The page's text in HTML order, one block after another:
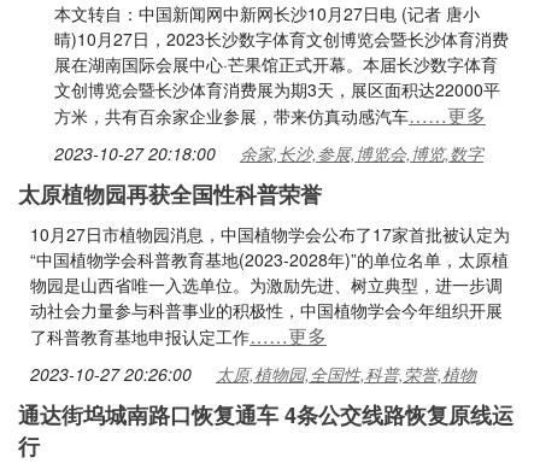
本文转自：中国新闻网中新网长沙10月27日电 (记者 唐小
晴)10月27日，2023长沙数字体育文创博览会暨长沙体育消费
展在湖南国际会展中心·芒果馆正式开幕。本届长沙数字体育
文创博览会暨长沙体育消费展为期3天，展区面积达22000平
方米，共有百余家企业参展，带来仿真动感汽车……更多
2023-10-27 20:18:00 余家,长沙,参展,博览会,博览,数字
太原植物园再获全国性科普荣誉
10月27日市植物园消息，中国植物学会公布了17家首批被认定为
“中国植物学会科普教育基地(2023-2028年)”的单位名单，太原植
物园是山西省唯一入选单位。为激励先进、树立典型，进一步调
动社会力量参与科普事业的积极性，中国植物学会今年组织开展
了科普教育基地申报认定工作……更多
2023-10-27 20:26:00 太原,植物园,全国性,科普,荣誉,植物
通达街坞城南路口恢复通车 4条公交线路恢复原线运
行